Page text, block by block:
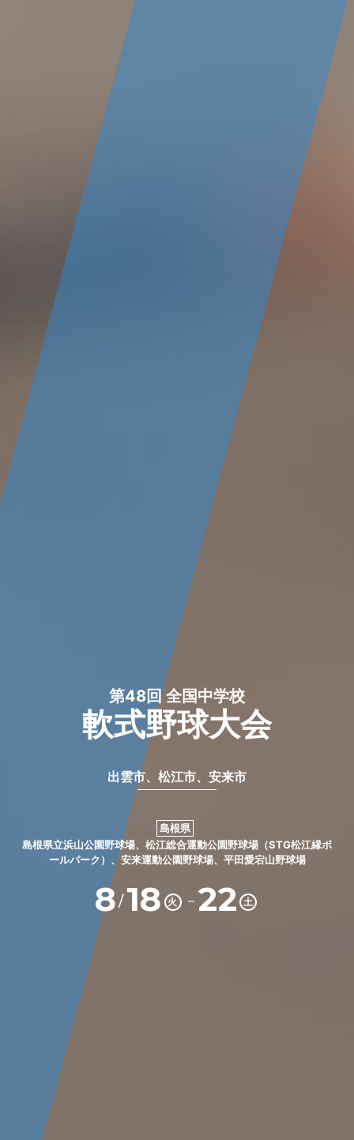
第48回 全国中学校
軟式野球大会
出雲市、松江市、安来市
島根県
島根県立浜山公園野球場、松江総合運動公園野球場（STG松江縁ボ
ールパーク）、安来運動公園野球場、平田愛宕山野球場
8/18 火 － 22 土